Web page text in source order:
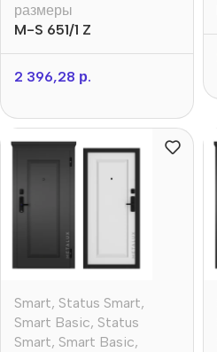
размеры
M-S 651/1 Z
2 396,28 р.
Smart, Status Smart,
Smart Basic, Status
Smart, Smart Basic,